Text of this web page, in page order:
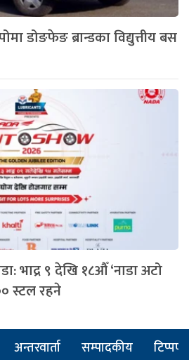
डोङफेङ ब्रान्डका विद्युत्तीय बस
भाद्र ९ देखि १८औँ ‘नाडा अटो
स्टल रहने
अन्तरवार्ता सम्पादकीय टिप्पणी